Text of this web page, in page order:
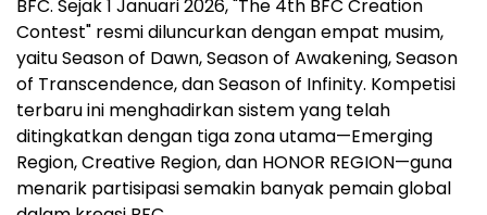
BFC. Sejak 1 Januari 2026, "The 4th BFC Creation
Contest" resmi diluncurkan dengan empat musim,
yaitu Season of Dawn, Season of Awakening, Season
of Transcendence, dan Season of Infinity. Kompetisi
terbaru ini menghadirkan sistem yang telah
ditingkatkan dengan tiga zona utama—Emerging
Region, Creative Region, dan HONOR REGION—guna
menarik partisipasi semakin banyak pemain global